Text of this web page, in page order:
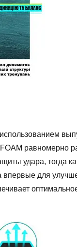
равномерно
удара,
для